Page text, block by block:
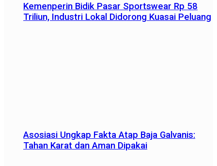
Kemenperin Bidik Pasar Sportswear Rp 58
Triliun, Industri Lokal Didorong Kuasai Peluang
Asosiasi Ungkap Fakta Atap Baja Galvanis:
Tahan Karat dan Aman Dipakai